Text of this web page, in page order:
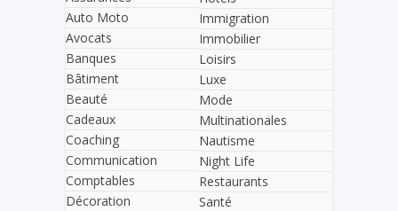
Auto Moto
Avocats
Banques
Bâtiment
Beauté
Cadeaux
Coaching
Communication
Comptables
Décoration
Immigration
Immobilier
Loisirs
Luxe
Mode
Multinationales
Nautisme
Night Life
Restaurants
Santé